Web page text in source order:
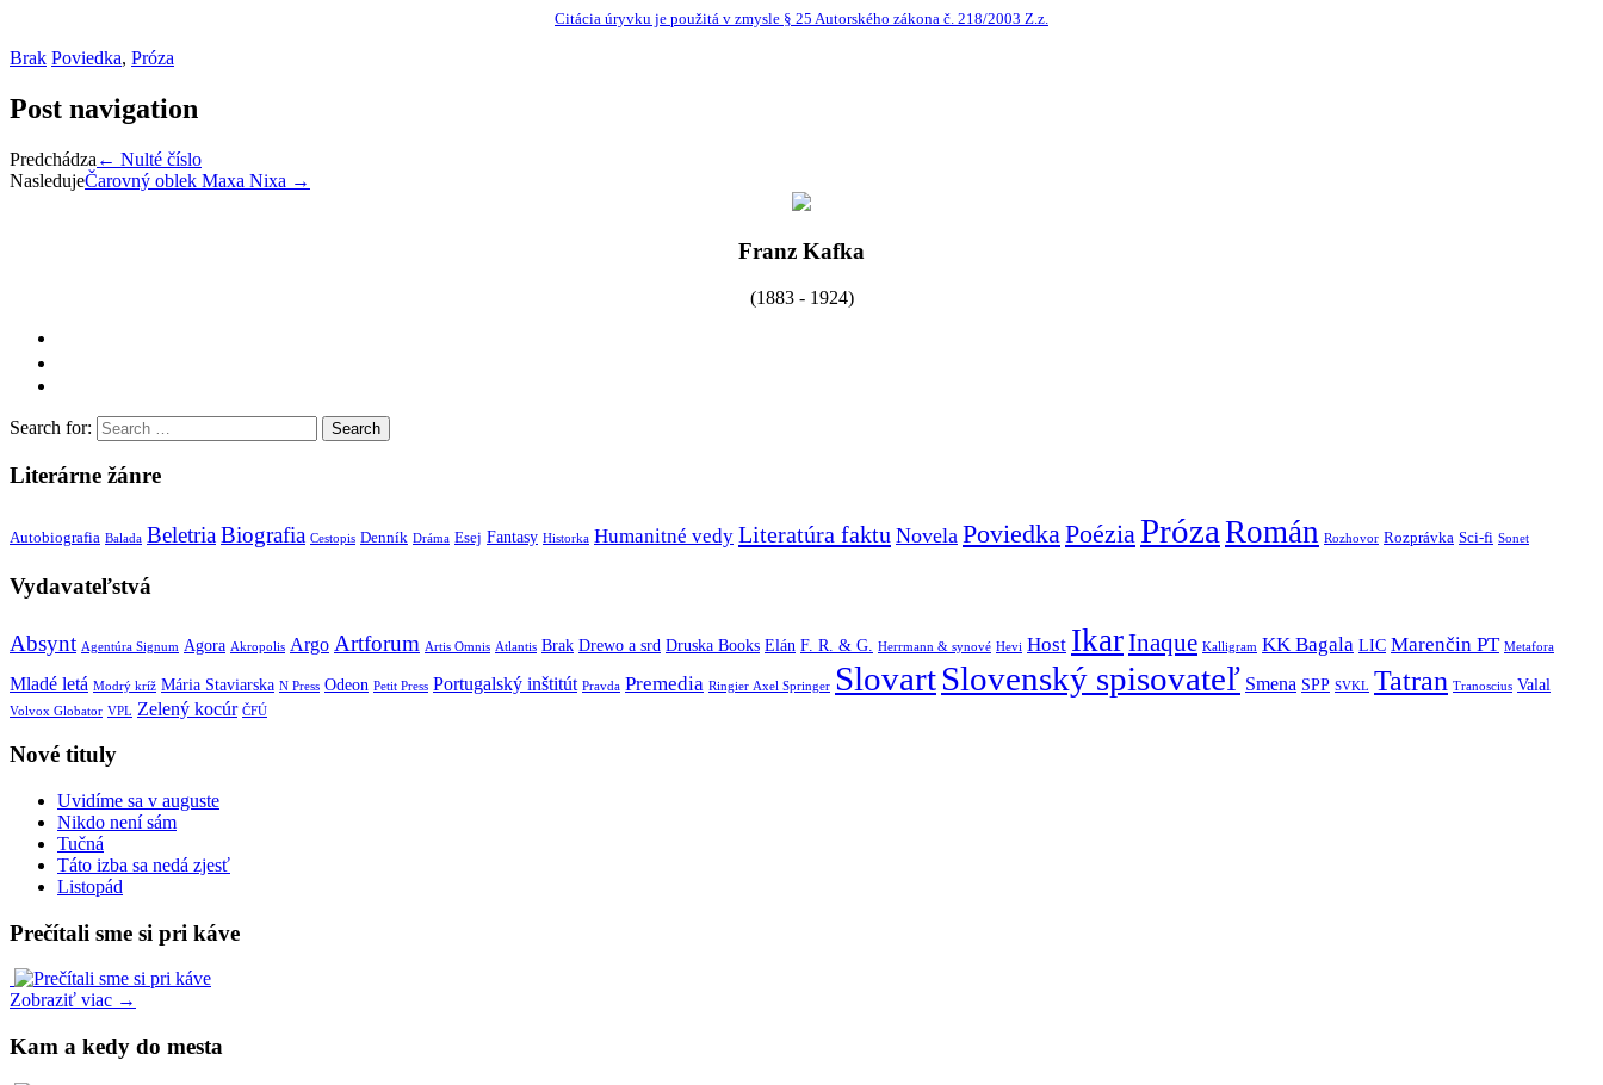
Citácia úryvku je použitá v zmysle § 25 Autorského zákona č. 218/2003 Z.z.
Brak Poviedka, Próza
Post navigation
Predchádza ← Nulté číslo
NasledujeČarovný oblek Maxa Nixa →
Franz Kafka
(1883 - 1924)
Search for:
Literárne žánre
Autobiografia Balada BeletriaBiografia Cestopis Denník Dráma Esej Fantasy Historka Humanitné vedy Literatúra faktu Novela PoviedkaPoéziaPróza Román Rozhovor Rozprávka Sci-fi Sonet
Vydavateľstvá
Absynt Agentúra Signum Agora Akropolis Argo Artforum Artis Omnis Atlantis Brak Drewo a srd Druska Books Elán F. R. & G. Herrmann & synové Hevi Host IkarInaque Kalligram KK Bagala LIC Marenčin PT Metafora
Mladé letá Modrý kríž Mária Staviarska N Press Odeon Petit Press Portugalský inštitút Pravda Premedia Ringier Axel Springer SlovartSlovenský spisovateľ Smena SPP SVKL Tatran Tranoscius Valal
Volvox Globator VPL Zelený kocúr ČFÚ
Nové tituly
Uvidíme sa v auguste
Nikdo není sám
Tučná
Táto izba sa nedá zjesť
Listopád
Prečítali sme si pri káve
Zobraziť viac →
Kam a kedy do mesta